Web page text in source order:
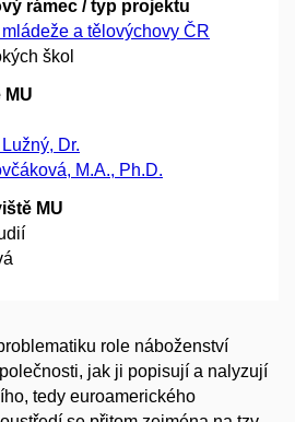
rámec / typ projektu
a tělovýchovy ČR
škol
MU
Dr.
M.A., Ph.D.
MU
role náboženství
jak ji popisují a nalyzují
tedy euroamerického